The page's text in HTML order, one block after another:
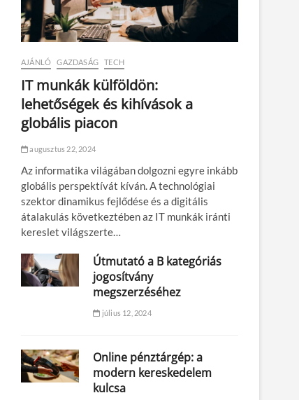
AJÁNLÓ GAZDASÁG TECH
IT munkák külföldön:
lehetőségek és kihívások a
globális piacon
augusztus 22, 2024
Az informatika világában dolgozni egyre inkább
globális perspektívát kíván. A technológiai
szektor dinamikus fejlődése és a digitális
átalakulás következtében az IT munkák iránti
kereslet világszerte…
Útmutató a B kategóriás
jogosítvány
megszerzéséhez
július 12, 2024
Online pénztárgép: a
modern kereskedelem
kulcsa